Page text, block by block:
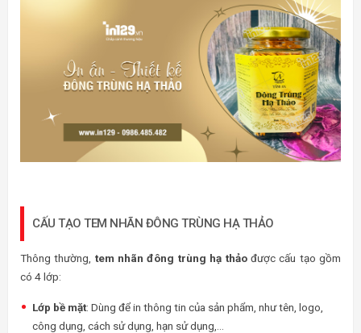
CẤU TẠO TEM NHÃN ĐÔNG TRÙNG HẠ THẢO
Thông thường, tem nhãn đông trùng hạ thảođược cấu tạo gồm
có 4 lớp:
Lớp bề mặt: Dùng để in thông tin của sản phẩm, như tên, logo,
công dụng, cách sử dụng, hạn sử dụng,…